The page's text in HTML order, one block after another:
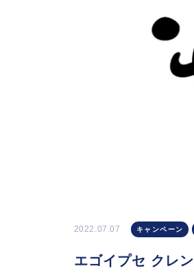
2022.07.07 キャンペーン
エゴイプセ クレ